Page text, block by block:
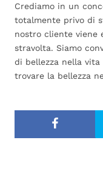
Crediamo in un
totalmente privo di
nostro cliente viene
stravolta. Siamo
di bellezza nella
trovare la bellezza